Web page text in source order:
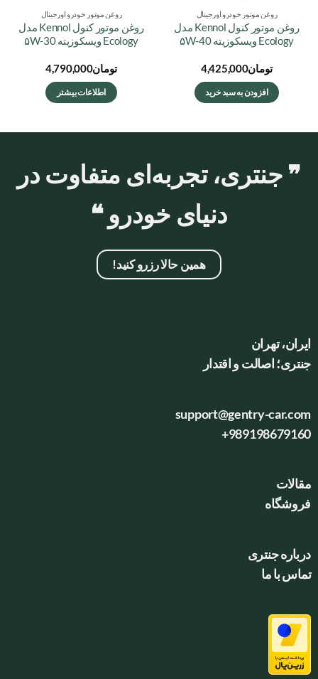
روغن موتور خودرو اورجینال
روغن موتور کنول Kennol مدل
Ecology ویسکوزیته ۵W-40
تومان4,425,000
افزودن به سبد خرید
روغن موتور خودرو اورجینال
روغن موتور کنول Kennol مدل
Ecology ویسکوزیته ۵W-30
تومان4,790,000
اطلاعات بیشتر
❞ جنتری، تجربه‌ای متفاوت در
دنیای خودرو ❝
همین حالا رزرو کنید!
ایران، تهران
جنتری؛ اصالت و اقتدار
support@gentry-car.com
+989198679160
مقالات
فروشگاه
درباره جنتری
تماس با ما